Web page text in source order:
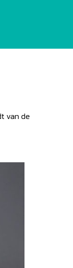
van de